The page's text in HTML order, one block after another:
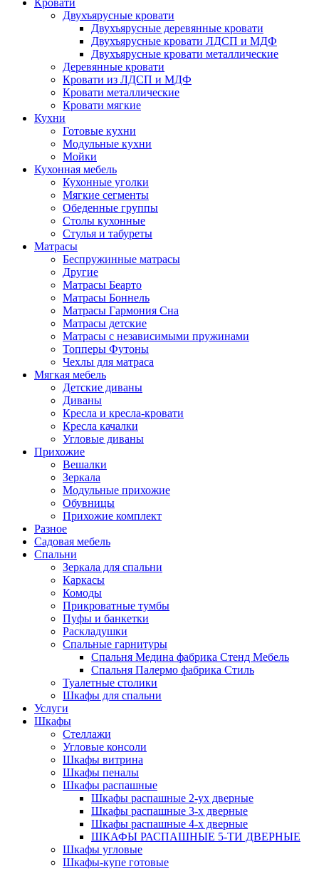
Кровати
Двухъярусные кровати
Двухъярусные деревянные кровати
Двухъярусные кровати ЛДСП и МДФ
Двухъярусные кровати металлические
Деревянные кровати
Кровати из ЛДСП и МДФ
Кровати металлические
Кровати мягкие
Кухни
Готовые кухни
Модульные кухни
Мойки
Кухонная мебель
Кухонные уголки
Мягкие сегменты
Обеденные группы
Столы кухонные
Стулья и табуреты
Матрасы
Беспружинные матрасы
Другие
Матрасы Беарто
Матрасы Боннель
Матрасы Гармония Сна
Матрасы детские
Матрасы с независимыми пружинами
Топперы Футоны
Чехлы для матраса
Мягкая мебель
Детские диваны
Диваны
Кресла и кресла-кровати
Кресла качалки
Угловые диваны
Прихожие
Вешалки
Зеркала
Модульные прихожие
Обувницы
Прихожие комплект
Разное
Садовая мебель
Спальни
Зеркала для спальни
Каркасы
Комоды
Прикроватные тумбы
Пуфы и банкетки
Раскладушки
Спальные гарнитуры
Спальня Медина фабрика Стенд Мебель
Спальня Палермо фабрика Стиль
Туалетные столики
Шкафы для спальни
Услуги
Шкафы
Стеллажи
Угловые консоли
Шкафы витрина
Шкафы пеналы
Шкафы распашные
Шкафы распашные 2-ух дверные
Шкафы распашные 3-х дверные
Шкафы распашные 4-х дверные
ШКАФЫ РАСПАШНЫЕ 5-ТИ ДВЕРНЫЕ
Шкафы угловые
Шкафы-купе готовые